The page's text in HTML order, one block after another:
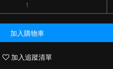
加入購物車
加入追蹤清單